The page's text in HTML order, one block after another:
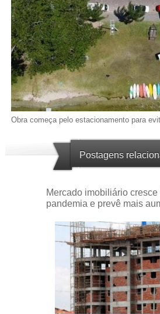
Obra começa pelo estacionamento para
Postagens
Mercado imobiliário cresce
pandemia e prevê mais